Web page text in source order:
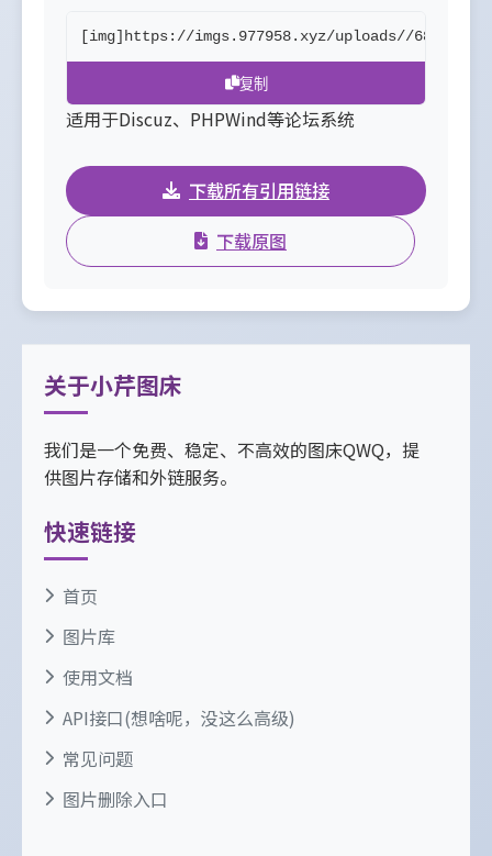
[img]https://imgs.977958.xyz/uploads//
复制
适用于Discuz、PHPWind等论坛系统
下载所有引用链接
下载原图
关于小芹图床
我们是一个免费、稳定、不高效的图床QWQ，提
供图片存储和外链服务。
快速链接
首页
图片库
使用文档
API接口(想啥呢，没这么高级)
常见问题
图片删除入口